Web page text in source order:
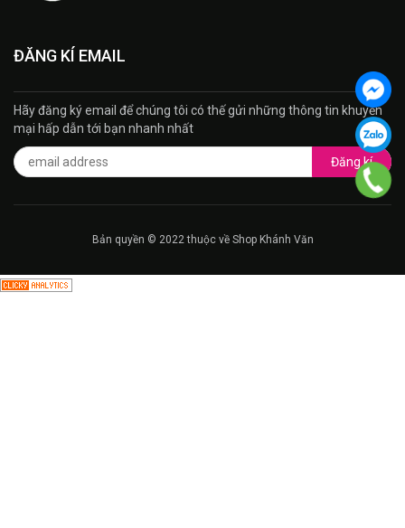
ĐĂNG KÍ EMAIL
Hãy đăng ký email để chúng tôi có thế gửi những thông tin khuyến
mại hấp dẫn tới bạn nhanh nhất
Đăng kí
Bản quyền © 2022 thuộc về Shop Khánh Văn